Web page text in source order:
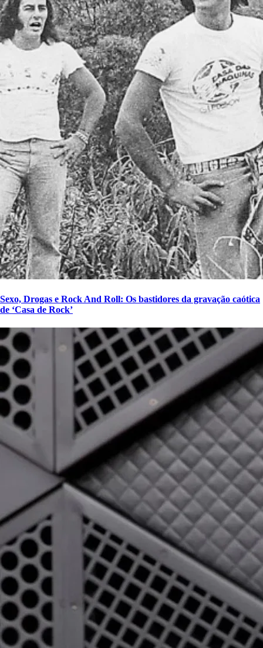
Sexo, Drogas e Rock And Roll: Os bastidores da gravação caótica
de ‘Casa de Rock’